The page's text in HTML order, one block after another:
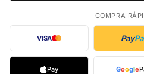
COMPRA
VISA Pay
Pay Google